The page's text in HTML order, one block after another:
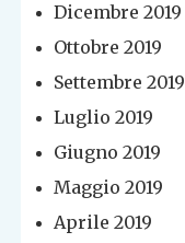
Dicembre 2019
Ottobre 2019
Settembre 2019
Luglio 2019
Giugno 2019
Maggio 2019
Aprile 2019